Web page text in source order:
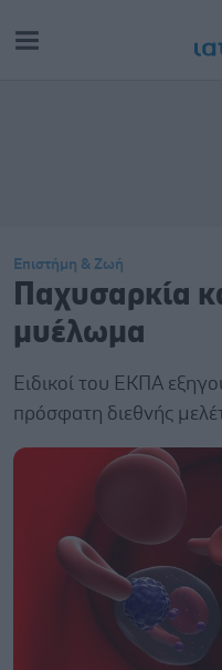
Επιστήμη & Ζωή
Παχυσαρκία
μυέλωμα
Ειδικοί του ΕΚΠΑ
πρόσφατη διεθνής